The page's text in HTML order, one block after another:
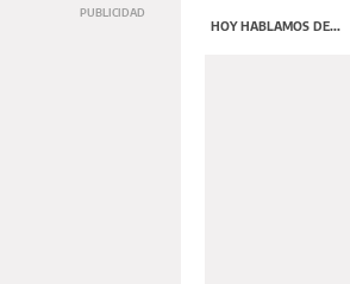
HOY HABLAMOS DE...